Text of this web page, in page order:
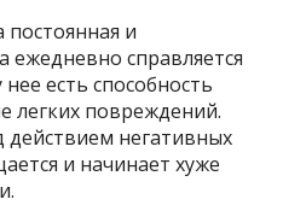
и
ежедневно справляется
есть способность
легких повреждений.
негативных
и начинает хуже